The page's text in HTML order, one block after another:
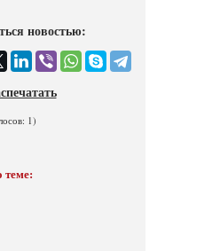
новостью:
1)
теме: